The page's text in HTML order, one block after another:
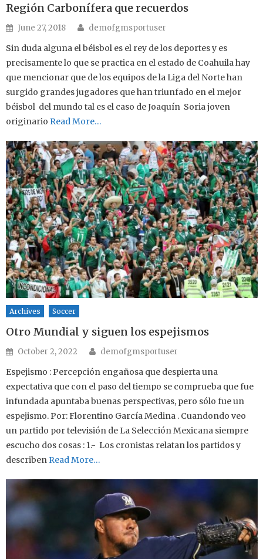
Región Carbonífera que recuerdos
Posted on
June 27, 2018 Author
demofgmsportuser
Sin duda alguna el béisbol es el rey de los deportes y es
precisamente lo que se practica en el estado de Coahuila hay
que mencionar que de los equipos de la Liga del Norte han
surgido grandes jugadores que han triunfado en el mejor
béisbol del mundo tal es el caso de Joaquín Soria joven
originario Read More…
Archives Soccer
Otro Mundial y siguen los espejismos
Posted on
October 2, 2022 Author
demofgmsportuser
Espejismo : Percepción engañosa que despierta una
expectativa que con el paso del tiempo se comprueba que fue
infundada apuntaba buenas perspectivas, pero sólo fue un
espejismo. Por: Florentino García Medina . Cuandondo veo
un partido por televisión de La Selección Mexicana siempre
escucho dos cosas : 1.- Los cronistas relatan los partidos y
describen Read More…